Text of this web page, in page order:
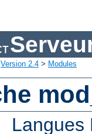
Version 2.4 > Modules